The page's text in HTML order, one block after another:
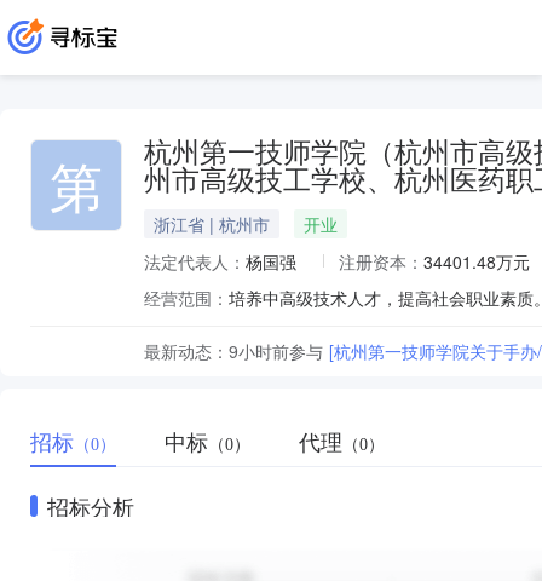
第
杭州第一技师学院（杭州市高
州市高级技工学校、杭州医药
浙江省 | 杭州市
开业
法定代表人： 杨国强 注册资本： 34401.48万元
经营范围：
最新动态： 9小时前参与 [杭州第一技师学院关于手
招标 （0） 中标 （0） 代理 （0）
招标分析